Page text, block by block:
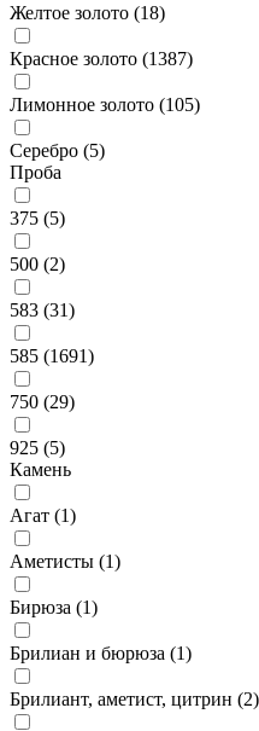
Желтое золото (18)
Красное золото (1387)
Лимонное золото (105)
Серебро (5)
Проба
375 (5)
500 (2)
583 (31)
585 (1691)
750 (29)
925 (5)
Камень
Агат (1)
Аметисты (1)
Бирюза (1)
Брилиан и бюрюза (1)
Брилиант, аметист, цитрин (2)